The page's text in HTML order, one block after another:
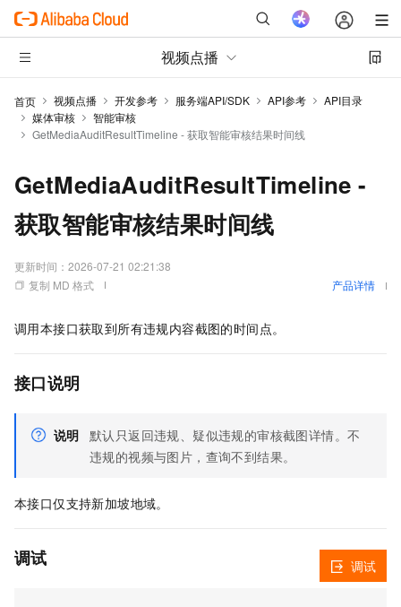
视频点播
首页 视频点播 开发参考 服务端API/SDK API参考
API目录
媒体审核
智能审核
GetMediaAuditResultTimeline - 获取智能审核结果时间线
GetMediaAuditResultTimeline -
获取智能审核结果时间线
更新时间： 2026-07-21 02:21:38
复制 MD 格式
产品详情
调用本接口获取到所有违规内容截图的时间点。
接口说明
说明 默认只返回违规、疑似违规的审核截图详情。不
违规的视频与图片，查询不到结果。
本接口仅支持新加坡地域。
调试 调试